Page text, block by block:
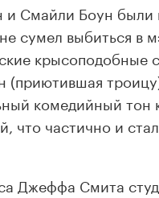
Смайли Боун были
сумел выбиться в
крысоподобные
(приютившая
комедийный тон
что частично и
Джеффа Смита